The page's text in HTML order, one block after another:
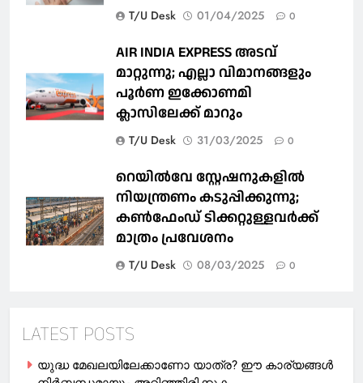
T/U Desk 01/04/2025 0
AIR INDIA EXPRESS അടവ്
മാറ്റുന്നു; എല്ലാ വിമാനങ്ങളും
പൂര്‍ണ ഇക്കോണമി
ക്ലാസിലേക്ക് മാറും
T/U Desk 31/03/2025 0
റെയില്‍വേ സ്റ്റേഷനുകളിൽ
നിയന്ത്രണം കടുപ്പിക്കുന്നു;
കണ്‍ഫേംഡ് ടിക്കറ്റുള്ളവര്‍ക്ക്
മാത്രം പ്രവേശനം
T/U Desk 08/03/2025 0
LATEST POSTS
യുദ്ധ മേഖലയിലേക്കാണോ യാത്ര? ഈ കാര്യങ്ങള്‍